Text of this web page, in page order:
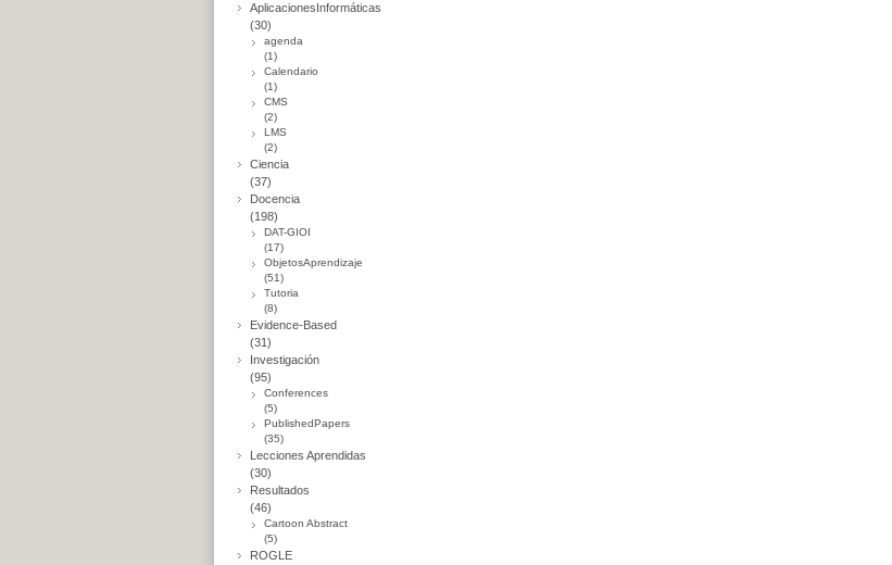
AplicacionesInformáticas
(30)
agenda
(1)
Calendario
(1)
CMS
(2)
LMS
(2)
Ciencia
(37)
Docencia
(198)
DAT-GIOI
(17)
ObjetosAprendizaje
(51)
Tutoria
(8)
Evidence-Based
(31)
Investigación
(95)
Conferences
(5)
PublishedPapers
(35)
Lecciones Aprendidas
(30)
Resultados
(46)
Cartoon Abstract
(5)
ROGLE